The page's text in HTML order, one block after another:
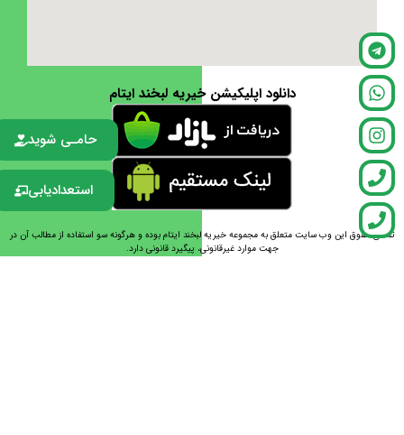
دانلود اپلیکیشن خیریه لبخند ایتام
تمامی حقوق این وب سایت متعلق به مجموعه خیریه لبخند ایتام بوده و هرگونه سو استفاده از مطالب آن در
جهت موارد غیرقانونی، پیگیرد قانونی دارد.
استعدادیابی
حامـی شوید